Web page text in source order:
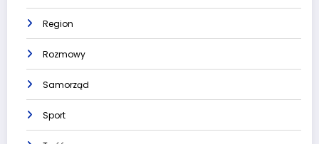
Region
Rozmowy
Samorząd
Sport